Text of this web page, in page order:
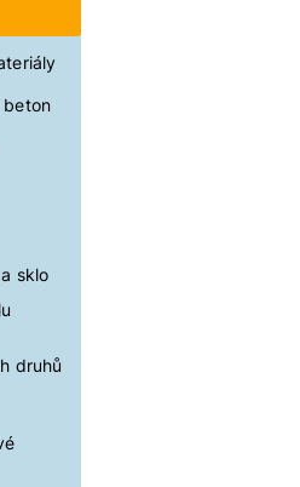
beton
sklo
druhů